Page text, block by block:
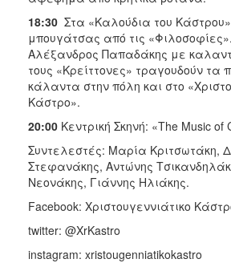
18:30 Στα «Καλούδια του
μπουγάτσας από τις «Φιλοσοφίες».
Αλέξανδρος Παπαδάκης με
τους «Κρείττονες» τραγουδούν τα
κάλαντα στην πόλη και στο
Κάστρο».
20:00 Κεντρική Σκηνή: «The Music of
Συντελεστές: Μαρία Κριτσωτάκη,
Στεφανάκης, Αντώνης
Νεονάκης, Γιάννης Ηλιάκης.
Facebook: Χριστουγεννιάτικο
twitter: @XrKastro
instagram: xristougenniatikokastro